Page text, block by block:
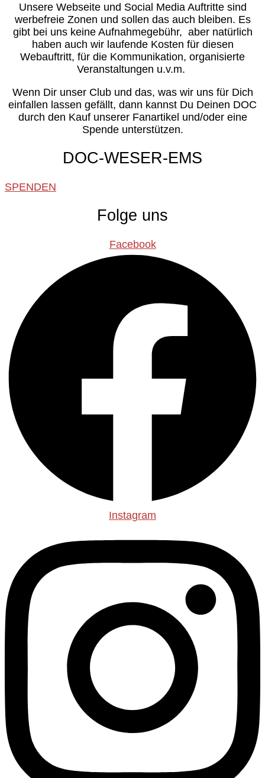
Unsere Webseite und Social Media Auftritte sind
werbefreie Zonen und sollen das auch bleiben. Es
gibt bei uns keine Aufnahmegebühr, aber natürlich
haben auch wir laufende Kosten für diesen
Webauftritt, für die Kommunikation, organisierte
Veranstaltungen u.v.m.
Wenn Dir unser Club und das, was wir uns für Dich
einfallen lassen gefällt, dann kannst Du Deinen DOC
durch den Kauf unserer Fanartikel und/oder eine
Spende unterstützen.
DOC-WESER-EMS
SPENDEN
Folge uns
Facebook
Instagram